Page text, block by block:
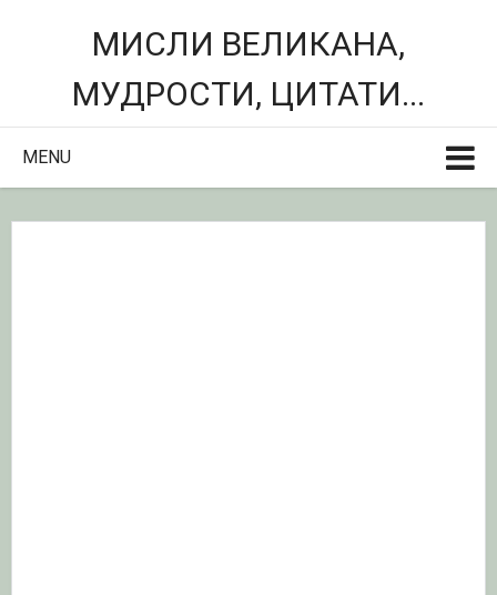
МИСЛИ ВЕЛИКАНА,
МУДРОСТИ, ЦИТАТИ...
MENU